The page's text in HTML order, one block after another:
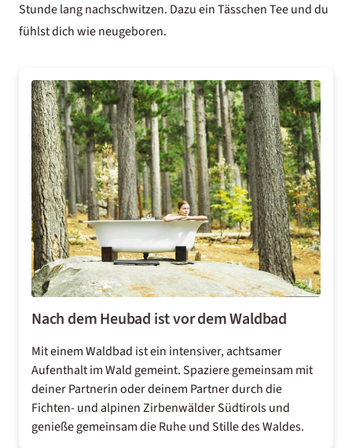
Stunde lang nachschwitzen. Dazu ein Tässchen Tee und du
fühlst dich wie neugeboren.
Nach dem Heubad ist vor dem Waldbad
Mit einem Waldbad ist ein intensiver, achtsamer
Aufenthalt im Wald gemeint. Spaziere gemeinsam mit
deiner Partnerin oder deinem Partner durch die
Fichten- und alpinen Zirbenwälder Südtirols und
genieße gemeinsam die Ruhe und Stille des Waldes.